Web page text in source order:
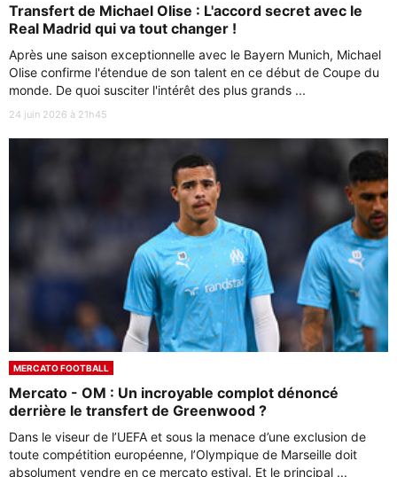
Transfert de Michael Olise : L'accord secret avec le
Real Madrid qui va tout changer !
Après une saison exceptionnelle avec le Bayern Munich, Michael
Olise confirme l'étendue de son talent en ce début de Coupe du
monde. De quoi susciter l'intérêt des plus grands ...
24 juin 2026 à 21h45
MERCATO FOOTBALL
Mercato - OM : Un incroyable complot dénoncé
derrière le transfert de Greenwood ?
Dans le viseur de l’UEFA et sous la menace d’une exclusion de
toute compétition européenne, l’Olympique de Marseille doit
absolument vendre en ce mercato estival. Et le principal ...